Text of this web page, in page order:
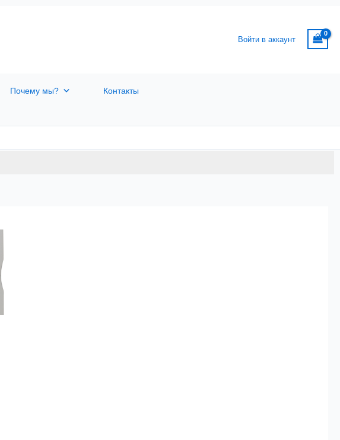
Войти в аккаунт
Почему мы? Контакты